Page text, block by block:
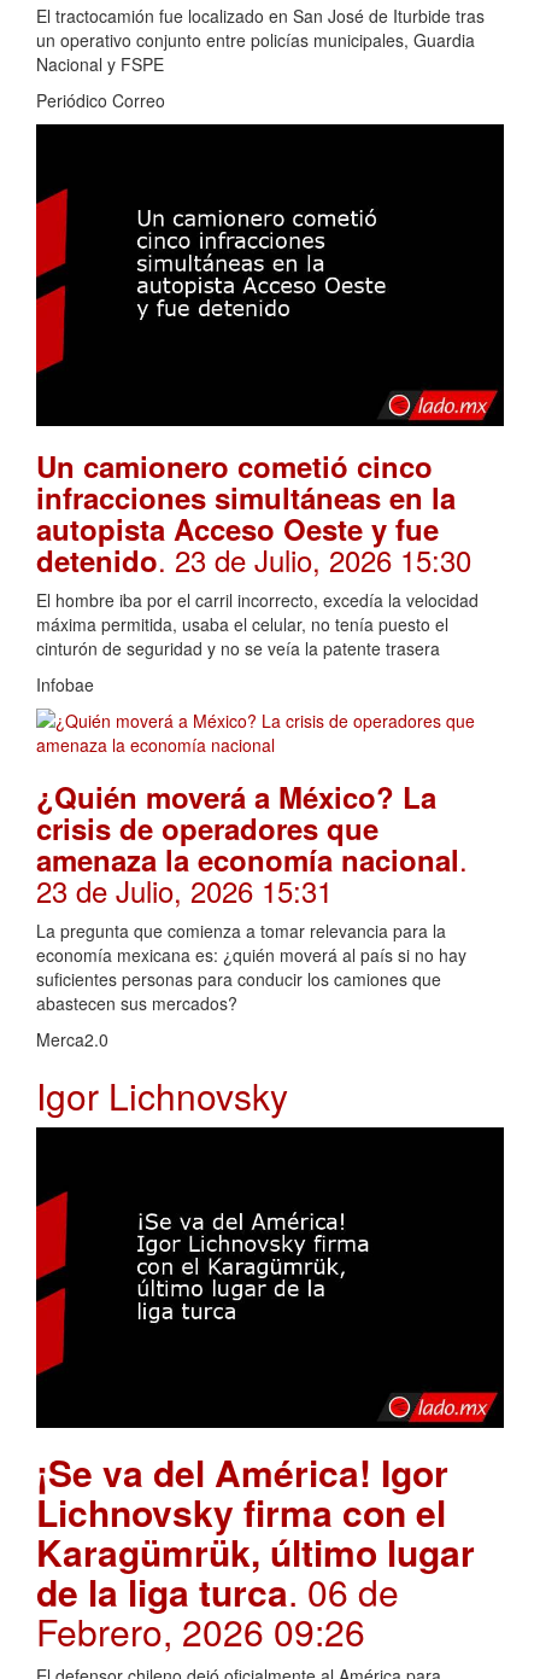
El tractocamión fue localizado en San José de Iturbide tras
un operativo conjunto entre policías municipales, Guardia
Nacional y FSPE
Periódico Correo
Un camionero cometió cinco
infracciones simultáneas en la
autopista Acceso Oeste y fue
detenido. 23 de Julio, 2026 15:30
El hombre iba por el carril incorrecto, excedía la velocidad
máxima permitida, usaba el celular, no tenía puesto el
cinturón de seguridad y no se veía la patente trasera
Infobae
¿Quién moverá a México? La
crisis de operadores que
amenaza la economía nacional.
23 de Julio, 2026 15:31
La pregunta que comienza a tomar relevancia para la
economía mexicana es: ¿quién moverá al país si no hay
suficientes personas para conducir los camiones que
abastecen sus mercados?
Merca2.0
Igor Lichnovsky
¡Se va del América! Igor
Lichnovsky firma con el
Karagümrük, último lugar
de la liga turca. 06 de
Febrero, 2026 09:26